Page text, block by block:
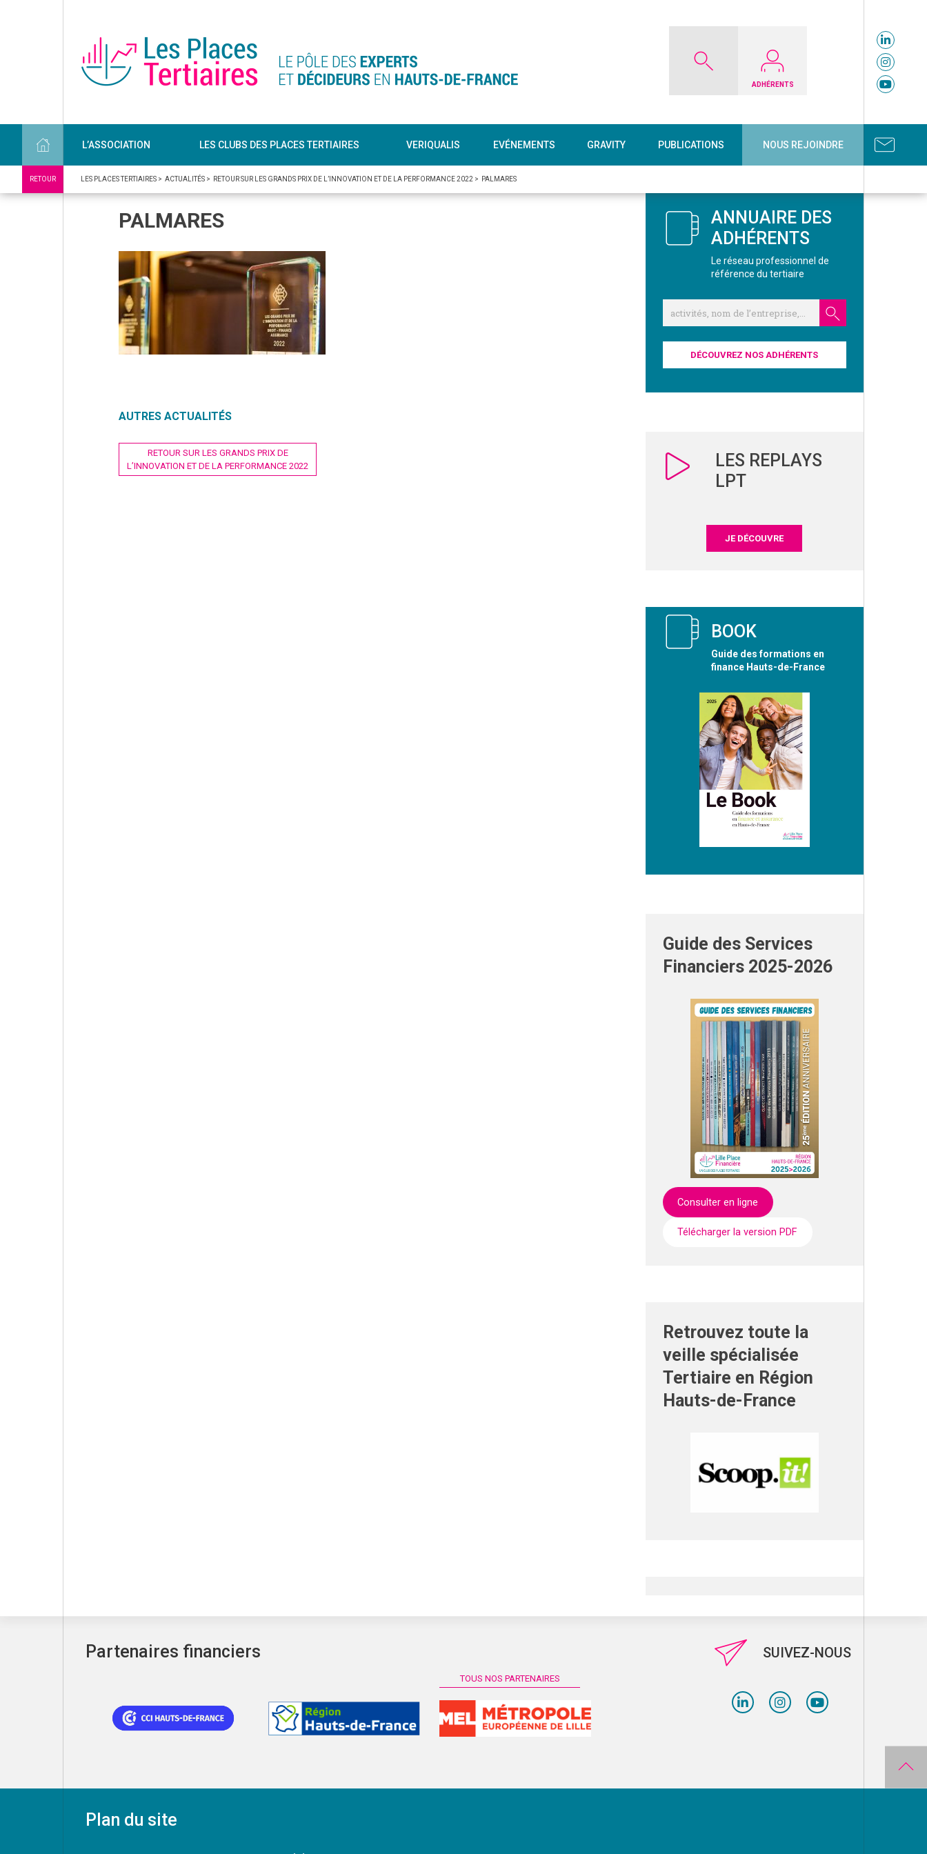
ADHÉRENTS
L’ASSOCIATION LES CLUBS DES PLACES TERTIAIRES VERIQUALIS EVÉNEMENTS GRAVITY PUBLICATIONS NOUS REJOINDRE
RETOUR LES PLACES TERTIAIRES > ACTUALITÉS > RETOUR SUR LES GRANDS PRIX DE L’INNOVATION ET DE LA PERFORMANCE 2022 > PALMARES
PALMARES
AUTRES ACTUALITÉS
Navigation
de
RETOUR SUR LES GRANDS PRIX DE
L’INNOVATION ET DE LA PERFORMANCE 2022
ANNUAIRE DES
ADHÉRENTS
Le réseau professionnel de
référence du tertiaire
DÉCOUVREZ NOS ADHÉRENTS
LES REPLAYS
LPT
JE DÉCOUVRE
BOOK
Guide des formations en
finance Hauts-de-France
Guide des Services
Financiers 2025-2026
Consulter en ligne
Télécharger la version PDF
Retrouvez toute la
veille spécialisée
Tertiaire en Région
Hauts-de-France
Partenaires financiers
TOUS NOS PARTENAIRES
SUIVEZ-NOUS
Plan du site